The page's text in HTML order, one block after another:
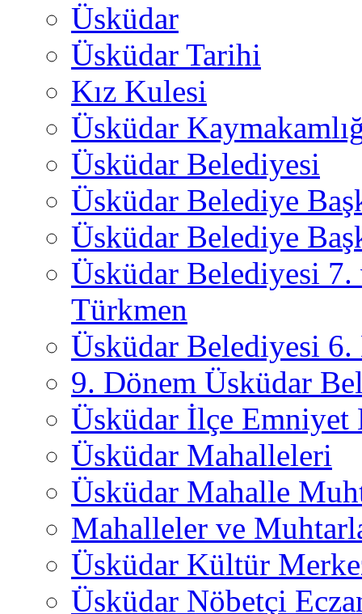
Üsküdar
Üsküdar Tarihi
Kız Kulesi
Üsküdar
Üsküdar Belediyesi
Üsküdar Belediye
Üsküdar Belediye
Üsküdar Belediyesi
Türkmen
Üsküdar Belediyesi 6.
9. Dönem Üsküdar
Üsküdar İlçe
Üsküdar Mahalleleri
Üsküdar Mahalle
Mahalleler ve
Üsküdar Kültür
Üsküdar Nöbetçi